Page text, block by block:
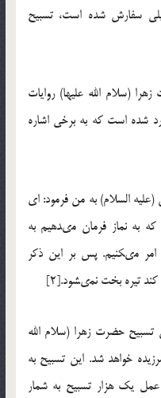
سفارش شده است، تسبیح
(سلام الله علیها) روایات
شده است که به برخی اشاره
السلام) به من فرمود: اى
به نماز فرمان مى‏دهیم به
امر مى‏کنیم. پس بر این ذکر
تیره بخت نمى‏شود.[2]
حضرت زهرا (سلام الله
خواهد شد. این تسبیح به
یک هزار تسبیح به شمار